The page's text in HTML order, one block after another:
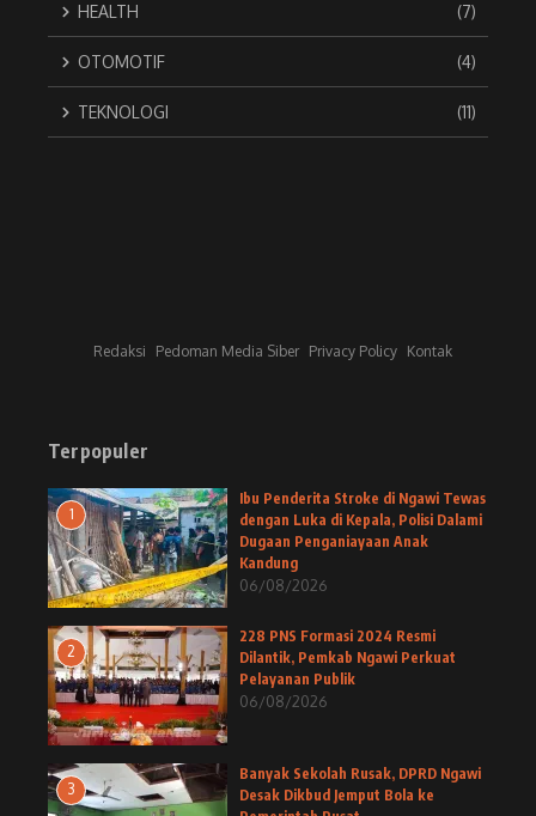
HEALTH (7)
OTOMOTIF (4)
TEKNOLOGI (11)
Redaksi Pedoman Media Siber Privacy Policy Kontak
Terpopuler
1
Ibu Penderita Stroke di Ngawi Tewas
dengan Luka di Kepala, Polisi Dalami
Dugaan Penganiayaan Anak
Kandung
06/08/2026
2
228 PNS Formasi 2024 Resmi
Dilantik, Pemkab Ngawi Perkuat
Pelayanan Publik
06/08/2026
3
Banyak Sekolah Rusak, DPRD Ngawi
Desak Dikbud Jemput Bola ke